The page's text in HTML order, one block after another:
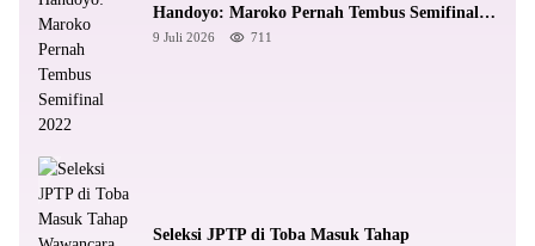
Handoyo: Maroko Pernah Tembus Semifinal
2022
9 Juli 2026 711
Seleksi JPTP di Toba Masuk Tahap